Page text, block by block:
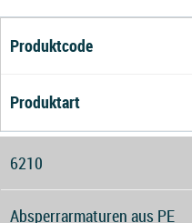
Produktcode
Produktart
6210
Absperrarmaturen aus PE